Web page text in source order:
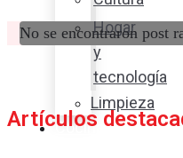
Hogar
y
tecnología
Limpieza
Cocina
No se encontraron post
Artículos